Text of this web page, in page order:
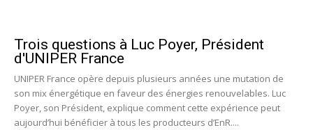
Trois questions à Luc Poyer, Président
d'UNIPER France
UNIPER France opère depuis plusieurs années une mutation de
son mix énergétique en faveur des énergies renouvelables. Luc
Poyer, son Président, explique comment cette expérience peut
aujourd’hui bénéficier à tous les producteurs d’EnR....